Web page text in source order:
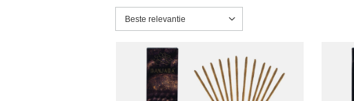
Sortering wijzigen
Beste relevantie